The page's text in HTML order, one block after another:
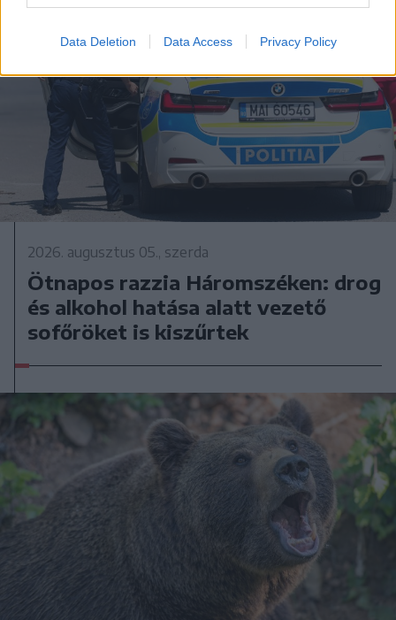
Data Deletion Data Access Privacy Policy
2026. augusztus 05., szerda
Ötnapos razzia Háromszéken: drog
és alkohol hatása alatt vezető
sofőröket is kiszűrtek